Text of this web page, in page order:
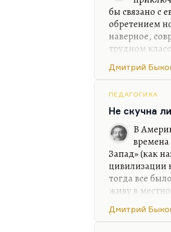
бы связано с
обретением
наверное,
трудном
не вижу, к
занимает
моему,
совместить,
«Интиме»,
Дмитрий
ПЕДАГОГИКА
Не скучна
В
Запад» (как
цивилизации
тогда все
живу в
центре
Дмитрий